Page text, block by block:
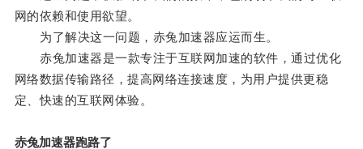
网的依赖和使用欲望。
为了解决这一问题，赤兔加速器应运而生。
赤兔加速器是一款专注于互联网加速的软件，通过优化
网络数据传输路径，提高网络连接速度，为用户提供更稳
定、快速的互联网体验。
赤兔加速器跑路了